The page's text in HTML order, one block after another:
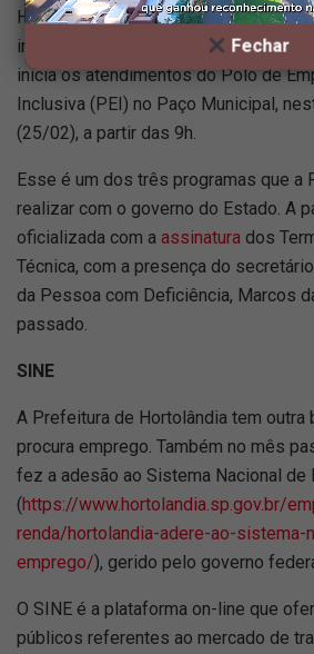
Fechar
Hortolândia implanta outra ação
inclusão de PcDs no mercado de
inicia os atendimentos do Polo de
Inclusiva (PEI) no Paço Municipal,
(25/02), a partir das 9h.
Esse é um dos três programas que a
realizar com o governo do Estado. A
oficializada com a assinatura dos
Técnica, com a presença do
da Pessoa com Deficiência, Marcos
passado.
SINE
A Prefeitura de Hortolândia tem outra
procura emprego. Também no mês
fez a adesão ao Sistema Nacional de
(https://www.hortolandia.sp.gov.br/
renda/hortolandia-adere-ao-sistema-
emprego/), gerido pelo governo
O SINE é a plataforma on-line que
públicos referentes ao mercado de